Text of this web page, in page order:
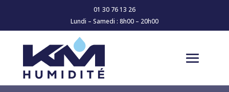
01 30 76 13 26
Lundi – Samedi : 8h00 – 20h00